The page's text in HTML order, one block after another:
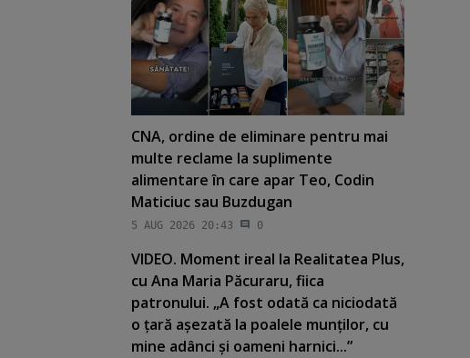
CNA, ordine de eliminare pentru mai
multe reclame la suplimente
alimentare în care apar Teo, Codin
Maticiuc sau Buzdugan
5 AUG 2026 20:43 0
VIDEO. Moment ireal la Realitatea Plus,
cu Ana Maria Păcuraru, fiica
patronului. „A fost odată ca niciodată
o ţară aşezată la poalele munţilor, cu
mine adânci şi oameni harnici...”